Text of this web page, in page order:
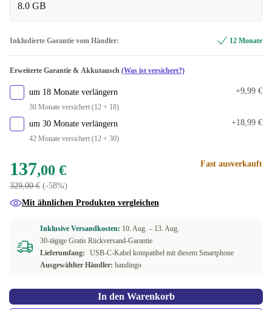
grün
8.0 GB
Inkludierte Garantie vom Händler: 12 Monate
Erweiterte Garantie & Akkutausch (Was ist versichert?)
um 18 Monate verlängern
30 Monate versichert (12 + 18)
+9,99 €
um 30 Monate verlängern
42 Monate versichert (12 + 30)
+18,99 €
137,00 €
329,00 € (-58%)
Fast ausverkauft
Mit ähnlichen Produkten vergleichen
Inklusive Versandkosten: 10. Aug. – 13. Aug.
30-tägige Gratis Rückversand-Garantie
Lieferumfang:
USB-C-Kabel kompatibel mit diesem Smartphone
Ausgewählter Händler: handingo
In den Warenkorb